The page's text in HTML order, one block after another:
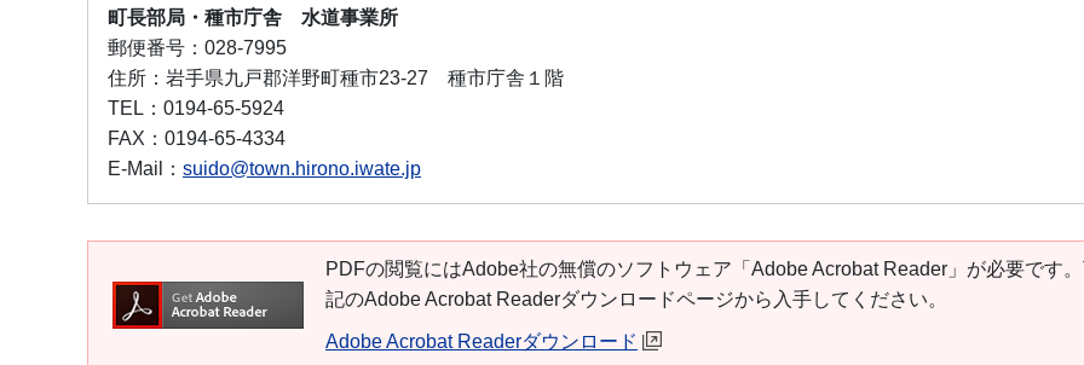
町長部局・種市庁舎 水道事業所
郵便番号： 028-7995
住所： 岩手県九戸郡洋野町種市23-27 種市庁舎１階
TEL： 0194-65-5924
FAX： 0194-65-4334
E-Mail： suido@town.hirono.iwate.jp
PDFの閲覧にはAdobe社の無償のソフトウェア「Adobe Acrobat Reader」が必要です
記のAdobe Acrobat Readerダウンロードページから入手してください。
Adobe Acrobat Readerダウンロード